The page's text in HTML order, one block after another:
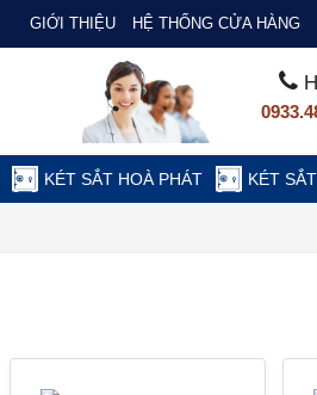
GIỚI THIỆU HỆ THỐNG CỬA HÀNG
KÉT SẮT HOÀ PHÁT KÉT